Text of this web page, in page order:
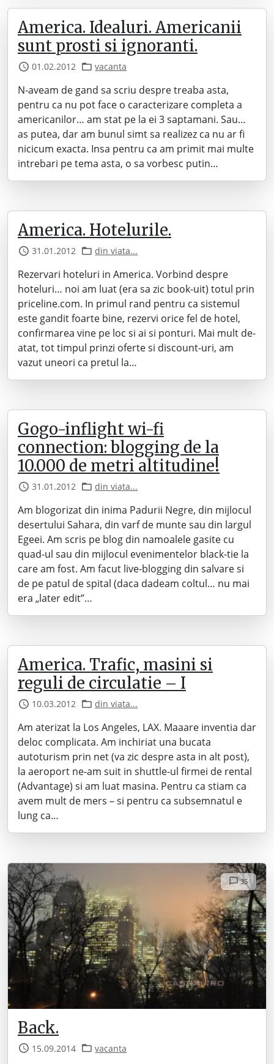
America. Idealuri. Americanii
sunt prosti si ignoranti.
01.02.2012 vacanta
N-aveam de gand sa scriu despre treaba asta,
pentru ca nu pot face o caracterizare completa a
americanilor… am stat pe la ei 3 saptamani. Sau…
as putea, dar am bunul simt sa realizez ca nu ar fi
nicicum exacta. Insa pentru ca am primit mai multe
intrebari pe tema asta, o sa vorbesc putin…
America. Hotelurile.
31.01.2012 din viata...
Rezervari hoteluri in America. Vorbind despre
hoteluri… noi am luat (era sa zic book-uit) totul prin
priceline.com. In primul rand pentru ca sistemul
este gandit foarte bine, rezervi orice fel de hotel,
confirmarea vine pe loc si ai si ponturi. Mai mult de-
atat, tot timpul prinzi oferte si discount-uri, am
vazut uneori ca pretul la…
Gogo-inflight wi-fi
connection: blogging de la
10.000 de metri altitudine!
31.01.2012 din viata...
Am blogorizat din inima Padurii Negre, din mijlocul
desertului Sahara, din varf de munte sau din largul
Egeei. Am scris pe blog din namoalele gasite cu
quad-ul sau din mijlocul evenimentelor black-tie la
care am fost. Am facut live-blogging din salvare si
de pe patul de spital (daca dadeam coltul… nu mai
era „later edit”…
America. Trafic, masini si
reguli de circulatie – I
10.03.2012 din viata...
Am aterizat la Los Angeles, LAX. Maaare inventia dar
deloc complicata. Am inchiriat una bucata
autoturism prin net (va zic despre asta in alt post),
la aeroport ne-am suit in shuttle-ul firmei de rental
(Advantage) si am luat masina. Pentru ca stiam ca
avem mult de mers – si pentru ca subsemnatul e
lung ca…
35
Back.
15.09.2014 vacanta